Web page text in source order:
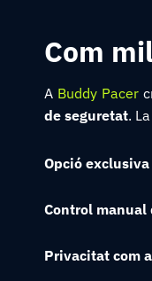
Com
A Buddy Pacer
de seguretat.
Opció
Control manual
Privacitat com